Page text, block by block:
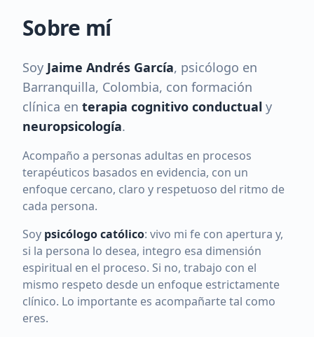
Sobre mí
Soy Jaime Andrés García, psicólogo en
Barranquilla, Colombia, con formación
clínica en terapia cognitivo conductual y
neuropsicología.
Acompaño a personas adultas en procesos
terapéuticos basados en evidencia, con un
enfoque cercano, claro y respetuoso del ritmo de
cada persona.
Soy psicólogo católico: vivo mi fe con apertura y,
si la persona lo desea, integro esa dimensión
espiritual en el proceso. Si no, trabajo con el
mismo respeto desde un enfoque estrictamente
clínico. Lo importante es acompañarte tal como
eres.